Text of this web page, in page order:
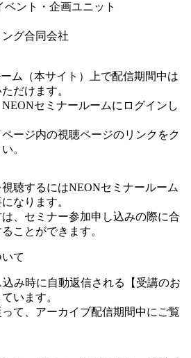
ベント・企画ユニット
グ合同会社
ム（本サイト）上で配信期間中は
だけます。
セミナールームにログインし
ージ内の視聴ページのリンクをク
。
聴するにはNEONセミナールーム
なります。
、セミナー参加申し込みの際に合
ことができます。
て
み時に自動返信される【受講のお
います。
て、アーカイブ配信期間中にご覧